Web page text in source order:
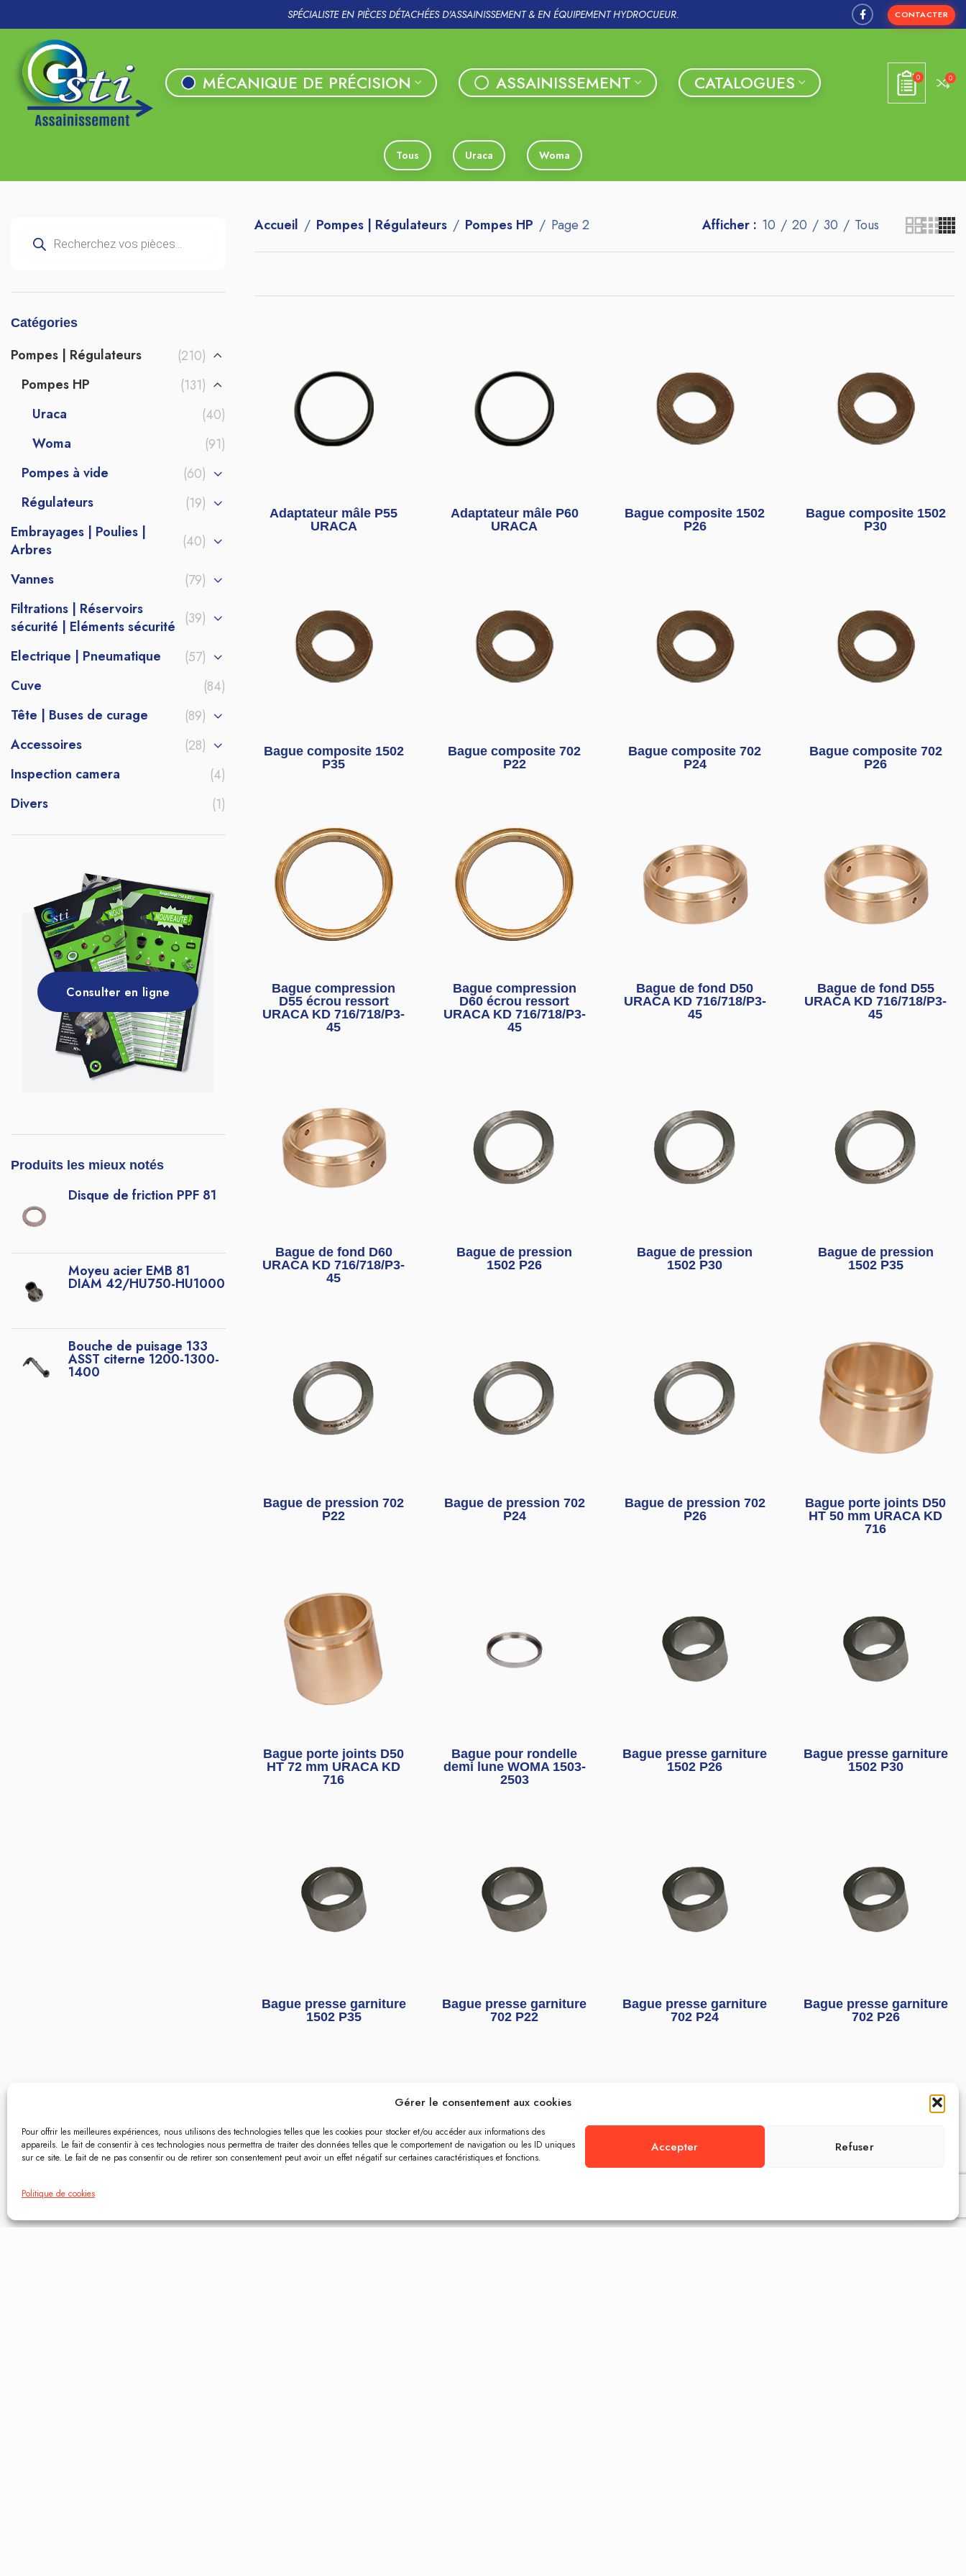
Gérer le consentement aux cookies
Pour offrir les meilleures expériences, nous utilisons des technologies telles que les cookies pour stocker et/ou accéder aux informations des
appareils. Le fait de consentir à ces technologies nous permettra de traiter des données telles que le comportement de navigation ou les ID uniques
sur ce site. Le fait de ne pas consentir ou de retirer son consentement peut avoir un effet négatif sur certaines caractéristiques et fonctions.
Accepter Refuser
Politique de cookies
SPÉCIALISTE EN PIÈCES DÉTACHÉES D'ASSAINISSEMENT & EN ÉQUIPEMENT HYDROCUEUR. CONTACTER
MÉCANIQUE DE PRÉCISION ASSAINISSEMENT CATALOGUES 0 0
Tous Uraca Woma
Catégories
Pompes | Régulateurs
(210)
Pompes HP
(131)
Uraca
(40)
Woma
(91)
Pompes à vide
(60)
Régulateurs
(19)
Embrayages | Poulies |
Arbres
(40)
Vannes
(79)
Filtrations | Réservoirs
sécurité | Eléments sécurité
(39)
Electrique | Pneumatique
(57)
Cuve
(84)
Tête | Buses de curage
(89)
Accessoires
(28)
Inspection camera
(4)
Divers
(1)
Consulter en ligne
Produits les mieux notés
Disque de friction PPF 81
Moyeu acier EMB 81
DIAM 42/HU750-HU1000
Bouche de puisage 133
ASST citerne 1200-1300-
1400
Accueil Pompes | Régulateurs Pompes HP Page 2 Afficher 10 20 30 Tous
Adaptateur mâle P55
URACA
Adaptateur mâle P60
URACA
Bague composite 1502
P26
Bague composite 1502
P30
Bague composite 1502
P35
Bague composite 702
P22
Bague composite 702
P24
Bague composite 702
P26
Bague compression
D55 écrou ressort
URACA KD 716/718/P3-
45
Bague compression
D60 écrou ressort
URACA KD 716/718/P3-
45
Bague de fond D50
URACA KD 716/718/P3-
45
Bague de fond D55
URACA KD 716/718/P3-
45
Bague de fond D60
URACA KD 716/718/P3-
45
Bague de pression
1502 P26
Bague de pression
1502 P30
Bague de pression
1502 P35
Bague de pression 702
P22
Bague de pression 702
P24
Bague de pression 702
P26
Bague porte joints D50
HT 50 mm URACA KD
716
Bague porte joints D50
HT 72 mm URACA KD
716
Bague pour rondelle
demi lune WOMA 1503-
2503
Bague presse garniture
1502 P26
Bague presse garniture
1502 P30
Bague presse garniture
1502 P35
Bague presse garniture
702 P22
Bague presse garniture
702 P24
Bague presse garniture
702 P26